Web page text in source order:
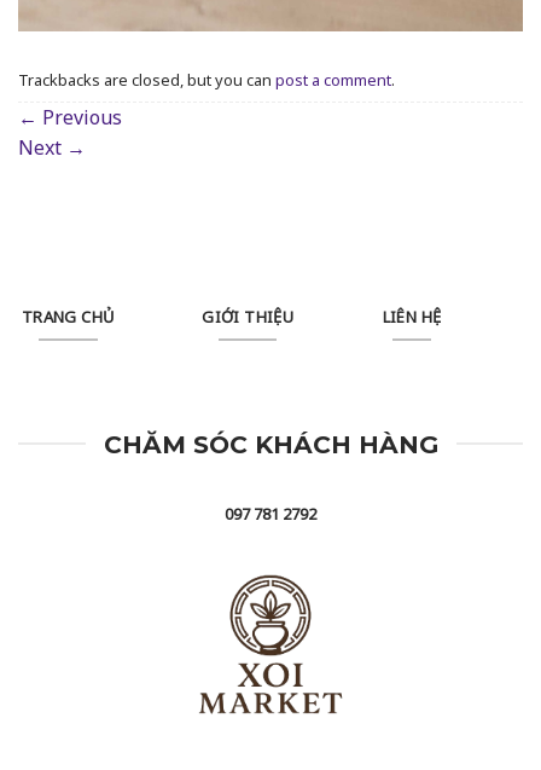
Trackbacks are closed, but you can post a comment.
← Previous
Next →
TRANG CHỦ GIỚI THIỆU LIÊN HỆ
CHĂM SÓC KHÁCH HÀNG
097 781 2792